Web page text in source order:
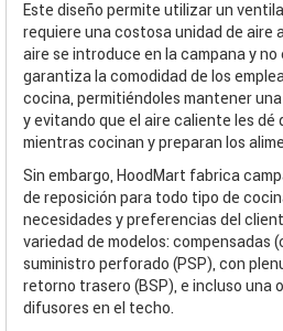
Este diseño permite utilizar un
requiere una costosa unidad de aire
aire se introduce en la campana y no
garantiza la comodidad de los
cocina, permitiéndoles mantener
y evitando que el aire caliente les
mientras cocinan y preparan los
Sin embargo, HoodMart fabrica
de reposición para todo tipo de
necesidades y preferencias del
variedad de modelos: compensadas
suministro perforado (PSP), con
retorno trasero (BSP), e incluso una
difusores en el techo.